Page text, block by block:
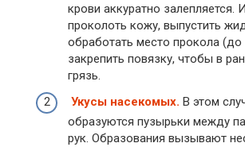
крови аккуратно залепляется.
проколоть кожу, выпустить
обработать место прокола (до
закрепить повязку, чтобы в
грязь.
Укусы насекомых. В этом
образуются пузырьки между
рук. Образования вызывают